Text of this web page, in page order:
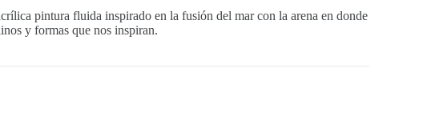
pintura fluida inspirado en la fusión del mar con la arena en donde
y formas que nos inspiran.